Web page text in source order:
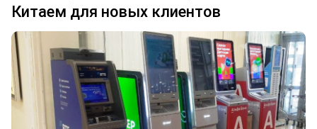
Китаем для новых клиентов